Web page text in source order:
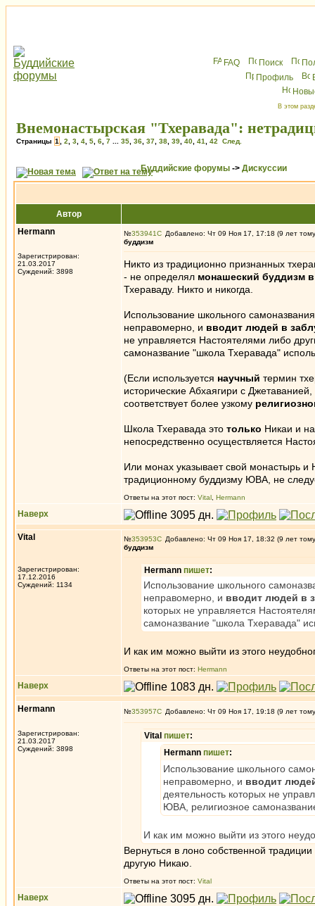
FAQ Поиск
Профиль
В этом
Внемонастырская "Тхеравада":
Страницы 1 2 3 4 5 6 7 35 36 37 38 39 40 41 42 След.
Буддийские форумы -> Дискуссии
Автор
Hermann
Зарегистрирован:
21.03.2017
Суждений: 3898
№353941
Добавлено: Чт 09 Ноя 17, 17:18 (9 лет
буддизм
Никто из традиционно признанных
- не определял монашеский буддизм
Тхераваду. Никто и никогда.
Использование школьного
неправомерно, и вводит людей в
не управляется Настоятелями либо
самоназвание "школа Тхеравада"
(Если используется научный термин
исторические Абхаягири с
соответствует более узкому
Школа Тхеравада это только Никаи и
непосредственно осуществляется
Или монах указывает свой монастырь и
традиционному буддизму ЮВА, не
Ответы на этот пост: Vital Hermann
Наверх
Vital
Зарегистрирован:
17.12.2016
Суждений: 1134
№353953
Добавлено: Чт 09 Ноя 17, 18:32 (9 лет
буддизм
Hermann пишет:
Использование школьного
неправомерно, и вводит людей в
которых не управляется
самоназвание "школа Тхеравада"
И как им можно выйти из этого
Ответы на этот пост: Hermann
Наверх
Hermann
Зарегистрирован:
21.03.2017
Суждений: 3898
№353957 Добавлено: Чт 09 Ноя 17, 19:18 (9 лет
Vital пишет:
Hermann пишет:
Использование школьного
неправомерно, и вводит
деятельность которых не
ЮВА, религиозное
И как им можно выйти из этого
Вернуться в лоно собственной
другую Никаю.
Ответы на этот пост: Vital
Наверх